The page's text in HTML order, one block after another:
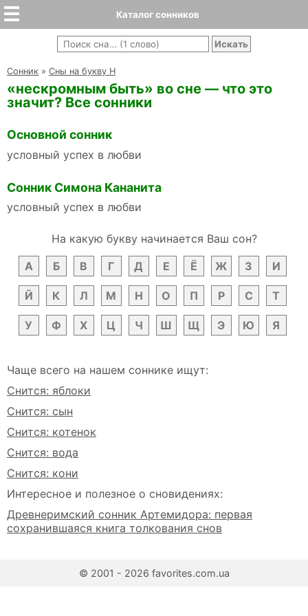
Каталог сонников
Cонник » Сны на букву Н
«нескромным быть» во сне — что это
значит? Все сонники
Основной сонник
условный успех в любви
Сонник Симона Кананита
условный успех в любви
На какую букву начинается Ваш сон?
А
Б В Г Д Е Ё Ж З И
Й К Л М Н О П Р С Т
У Ф Х Ц Ч Ш Щ Э Ю Я
Чаще всего на нашем соннике ищут:
Снится: яблоки
Снится: сын
Снится: котенок
Снится: вода
Снится: кони
Интересное и полезное о сновидениях:
Древнеримский сонник Артемидора: первая
сохранившаяся книга толкования снов
© 2001 - 2026 favorites.com.ua